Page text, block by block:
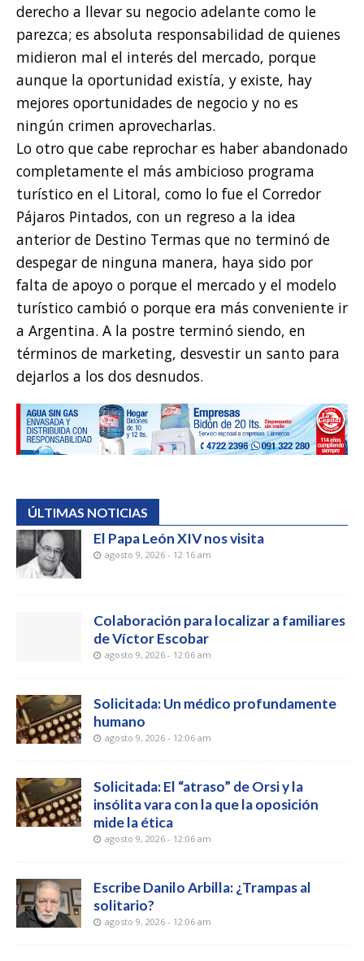
derecho a llevar su negocio adelante como le
parezca; es absoluta responsabilidad de quienes
midieron mal el interés del mercado, porque
aunque la oportunidad existía, y existe, hay
mejores oportunidades de negocio y no es
ningún crimen aprovecharlas.
Lo otro que cabe reprochar es haber abandonado
completamente el más ambicioso programa
turístico en el Litoral, como lo fue el Corredor
Pájaros Pintados, con un regreso a la idea
anterior de Destino Termas que no terminó de
despegar de ninguna manera, haya sido por
falta de apoyo o porque el mercado y el modelo
turístico cambió o porque era más conveniente ir
a Argentina. A la postre terminó siendo, en
términos de marketing, desvestir un santo para
dejarlos a los dos desnudos.
ÚLTIMAS NOTICIAS
El Papa León XIV nos visita
agosto 9, 2026 - 12:16 am
Colaboración para localizar a familiares
de Víctor Escobar
agosto 9, 2026 - 12:06 am
Solicitada: Un médico profundamente
humano
agosto 9, 2026 - 12:06 am
Solicitada: El “atraso” de Orsi y la
insólita vara con la que la oposición
mide la ética
agosto 9, 2026 - 12:06 am
Escribe Danilo Arbilla: ¿Trampas al
solitario?
agosto 9, 2026 - 12:06 am